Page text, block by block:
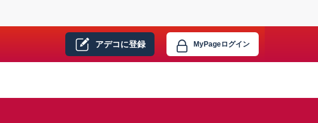
アデコに登録 MyPageログイン